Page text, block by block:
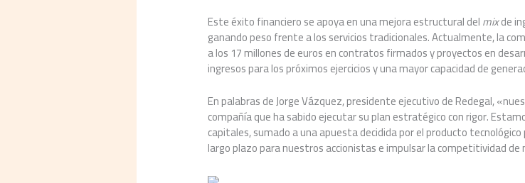
Este éxito financiero se apoya en una mejora estructural delmixde
ganando peso frente a los servicios tradicionales. Actualmente, la
a los 17 millones de euros en contratos firmados y proyectos en
ingresos para los próximos ejercicios y una mayor capacidad de
En palabras de Jorge Vázquez, presidente ejecutivo de Redegal,
compañía que ha sabido ejecutar su plan estratégico con rigor.
capitales, sumado a una apuesta decidida por el producto
largo plazo para nuestros accionistas e impulsar la competitividad